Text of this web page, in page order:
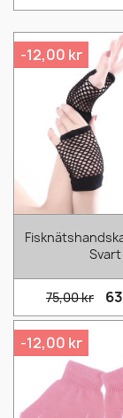
Svart
75,00 kr
-12,00 kr
-12,00 kr